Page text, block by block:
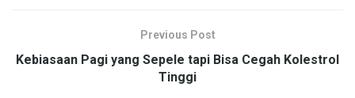
Previous Post
Kebiasaan Pagi yang Sepele tapi Bisa Cegah Kolestrol
Tinggi